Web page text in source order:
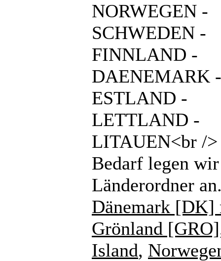
NORWEGEN -
SCHWEDEN -
FINNLAND -
DAENEMARK -
ESTLAND -
LETTLAND -
LITAUEN<br /
Bedarf legen wir
Länderordner
Dänemark [DK]
Grönland [GRO]
Island,